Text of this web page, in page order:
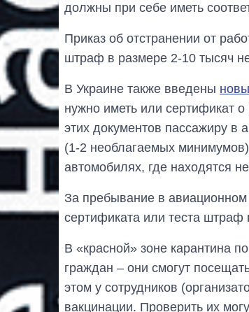
должны при себе иметь
Приказ об отстранении от
штраф в размере 2-10 тысяч
В Украине также введены
нужно иметь или сертификат
этих документов пассажиру в
(1-2 необлагаемых
автомобилях, где находятся
За пребывание в
сертификата или теста штраф
В «красной» зоне карантина
граждан – они смогут
этом у сотрудников
вакцинации. Проверить их